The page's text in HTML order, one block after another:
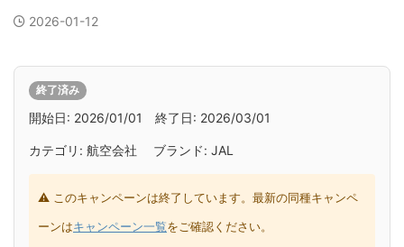
2026-01-12
終了済み
開始日: 2026/01/01 終了日: 2026/03/01
カテゴリ: 航空会社 ブランド: JAL
⚠ このキャンペーンは終了しています。最新の同種キャンペ
ーンはキャンペーン一覧をご確認ください。